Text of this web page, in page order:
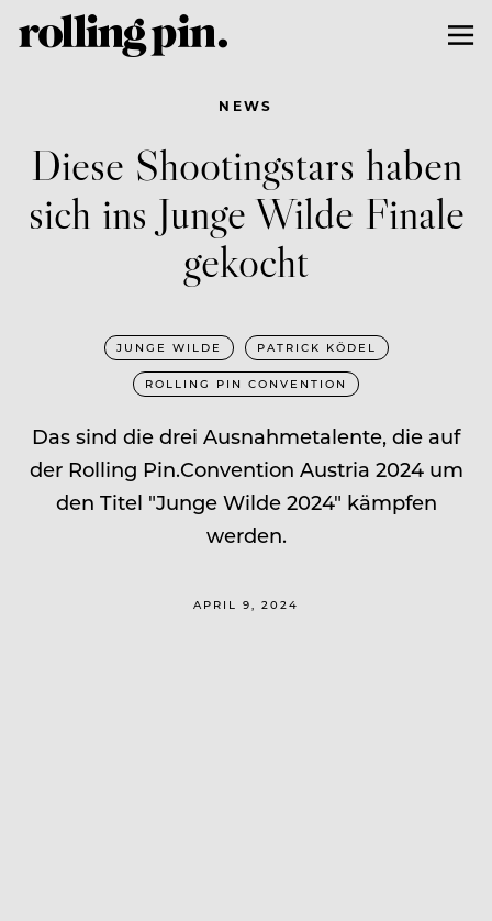
NEWS
Diese Shootingstars haben
sich ins Junge Wilde Finale
gekocht
JUNGE WILDE PATRICK KÖDEL
ROLLING PIN CONVENTION
Das sind die drei Ausnahmetalente, die auf
der Rolling Pin.Convention Austria 2024 um
den Titel "Junge Wilde 2024" kämpfen
werden.
APRIL 9, 2024